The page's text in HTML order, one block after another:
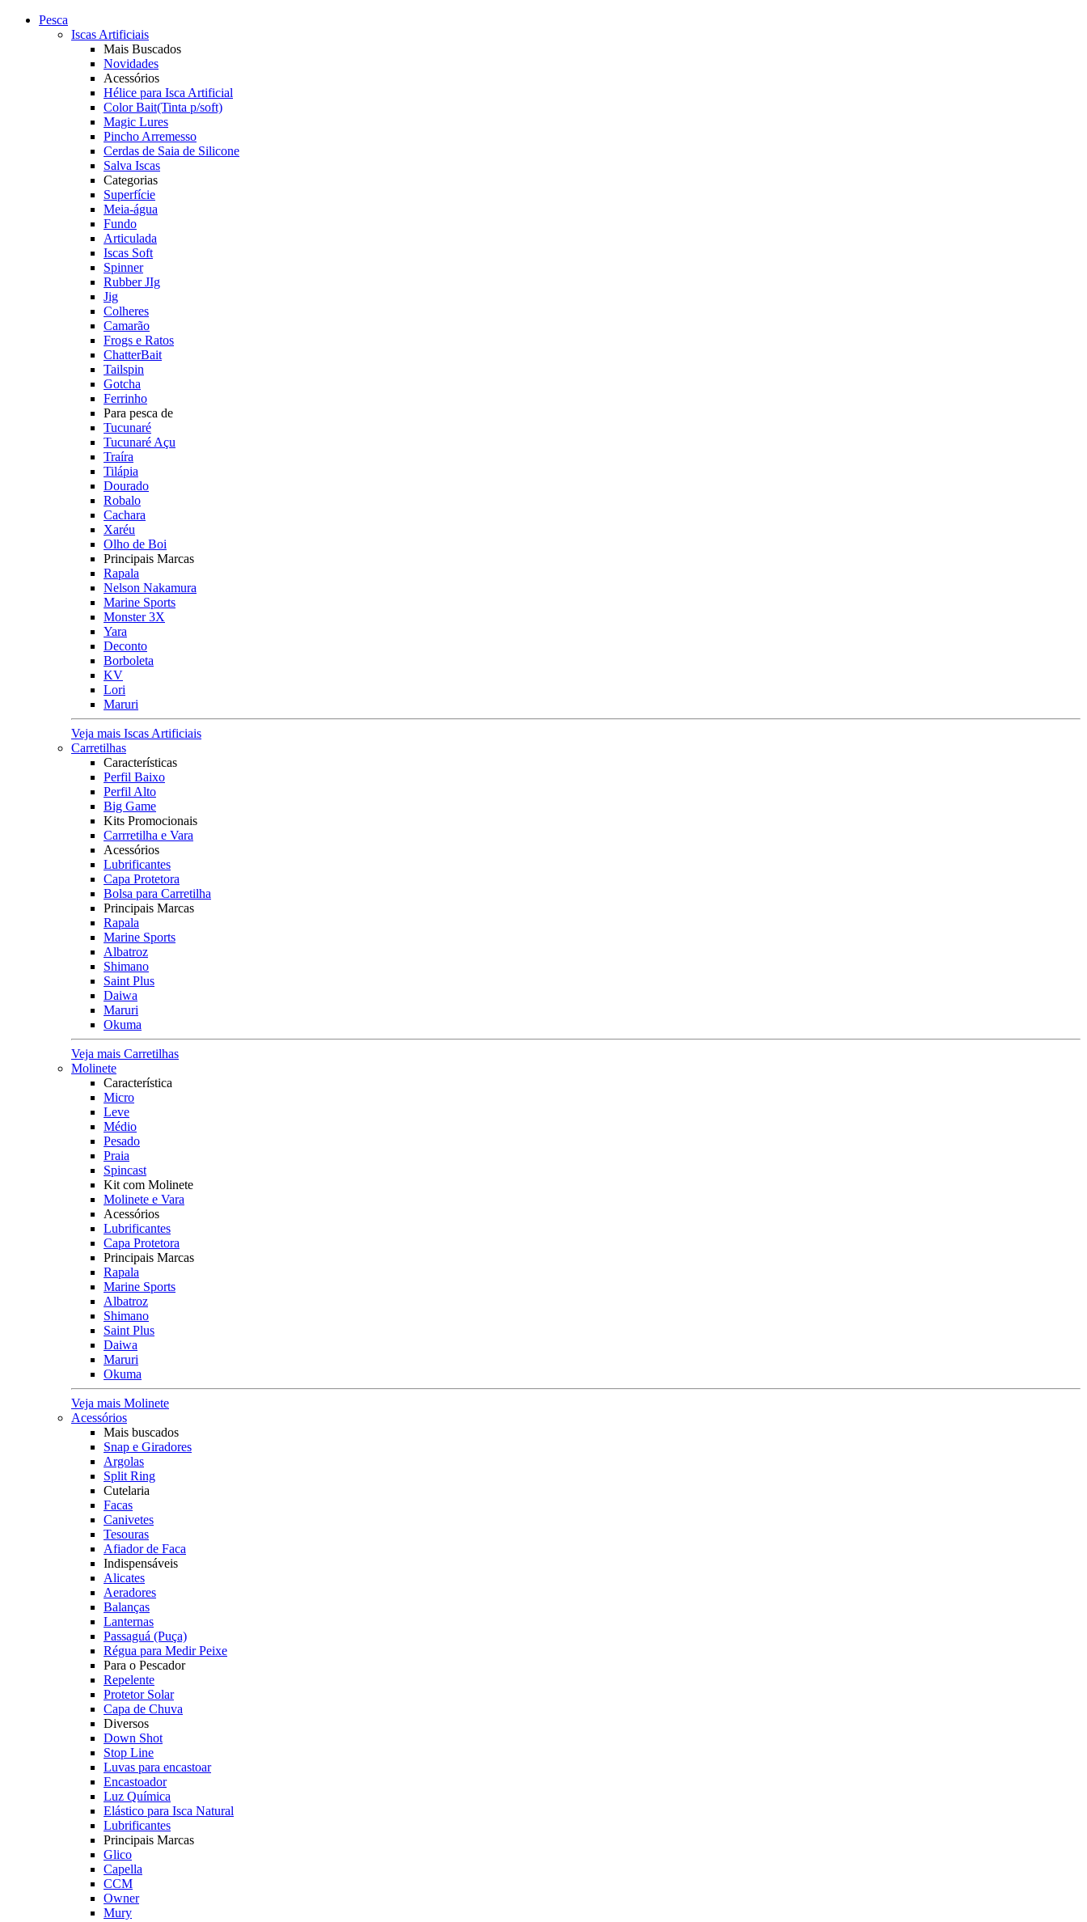
Pesca
Iscas Artificiais
Mais Buscados
Novidades
Acessórios
Hélice para Isca Artificial
Color Bait(Tinta p/soft)
Magic Lures
Pincho Arremesso
Cerdas de Saia de Silicone
Salva Iscas
Categorias
Superfície
Meia-água
Fundo
Articulada
Iscas Soft
Spinner
Rubber JIg
Jig
Colheres
Camarão
Frogs e Ratos
ChatterBait
Tailspin
Gotcha
Ferrinho
Para pesca de
Tucunaré
Tucunaré Açu
Traíra
Tilápia
Dourado
Robalo
Cachara
Xaréu
Olho de Boi
Principais Marcas
Rapala
Nelson Nakamura
Marine Sports
Monster 3X
Yara
Deconto
Borboleta
KV
Lori
Maruri
Veja mais Iscas Artificiais
Carretilhas
Características
Perfil Baixo
Perfil Alto
Big Game
Kits Promocionais
Carrretilha e Vara
Acessórios
Lubrificantes
Capa Protetora
Bolsa para Carretilha
Principais Marcas
Rapala
Marine Sports
Albatroz
Shimano
Saint Plus
Daiwa
Maruri
Okuma
Veja mais Carretilhas
Molinete
Característica
Micro
Leve
Médio
Pesado
Praia
Spincast
Kit com Molinete
Molinete e Vara
Acessórios
Lubrificantes
Capa Protetora
Principais Marcas
Rapala
Marine Sports
Albatroz
Shimano
Saint Plus
Daiwa
Maruri
Okuma
Veja mais Molinete
Acessórios
Mais buscados
Snap e Giradores
Argolas
Split Ring
Cutelaria
Facas
Canivetes
Tesouras
Afiador de Faca
Indispensáveis
Alicates
Aeradores
Balanças
Lanternas
Passaguá (Puça)
Régua para Medir Peixe
Para o Pescador
Repelente
Protetor Solar
Capa de Chuva
Diversos
Down Shot
Stop Line
Luvas para encastoar
Encastoador
Luz Química
Elástico para Isca Natural
Lubrificantes
Principais Marcas
Glico
Capella
CCM
Owner
Mury